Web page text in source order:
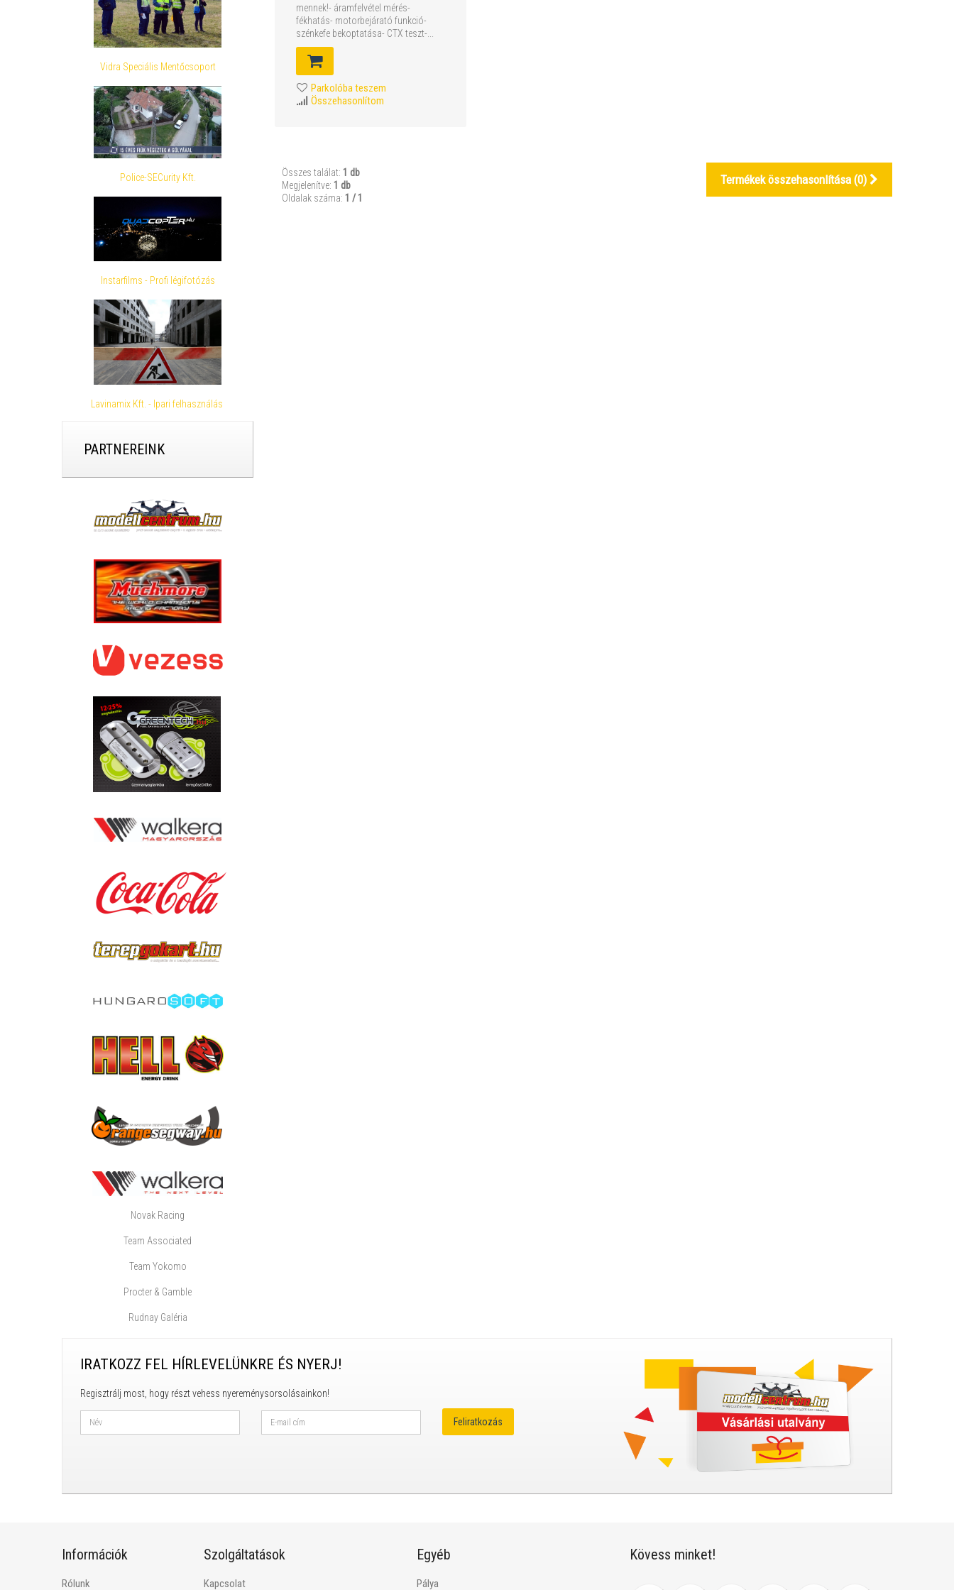
mennek!- áramfelvétel mérés-
fékhatás- motorbejárató funkció-
szénkefe bekoptatása- CTX teszt-...
Parkolóba teszem
Összehasonlítom
Összes találat: 1 db
Megjelenítve: 1 db
Oldalak száma: 1 / 1
Termékek összehasonlítása (0)
Vidra Speciális Mentőcsoport
Police-SECurity Kft.
Instarfilms - Profi légifotózás
Lavinamix Kft. - Ipari felhasználás
PARTNEREINK
Novak Racing
Team Associated
Team Yokomo
Procter & Gamble
Rudnay Galéria
IRATKOZZ FEL HÍRLEVELÜNKRE ÉS NYERJ!
Regisztrálj most, hogy részt vehess nyereménysorsolásainkon!
Információk
Rólunk
Szolgáltatások
Kapcsolat
Egyéb
Pálya
Kövess minket!